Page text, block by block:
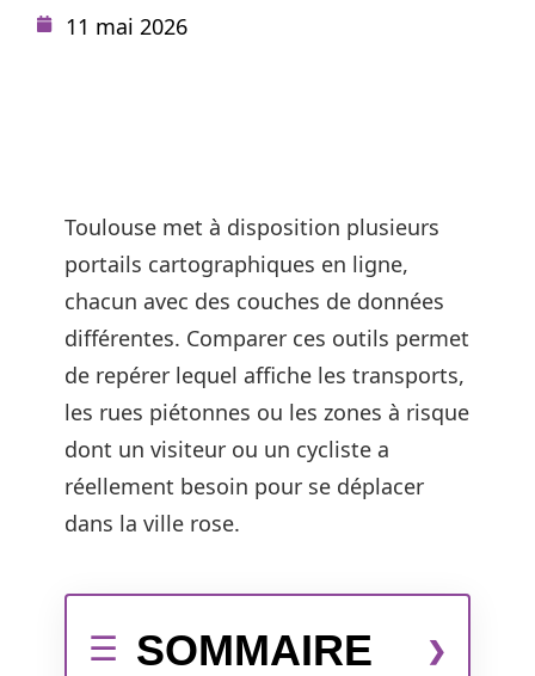
11 mai 2026
Toulouse met à disposition plusieurs
portails cartographiques en ligne,
chacun avec des couches de données
différentes. Comparer ces outils permet
de repérer lequel affiche les transports,
les rues piétonnes ou les zones à risque
dont un visiteur ou un cycliste a
réellement besoin pour se déplacer
dans la ville rose.
SOMMAIRE